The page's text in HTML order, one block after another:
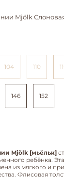
Mjölk
104 110
146 152
Mjölk [мьёльк]
ребёнка.
из мягкого и
Флисовая